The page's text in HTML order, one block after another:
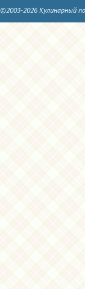
©2003-2026 Кулинарный